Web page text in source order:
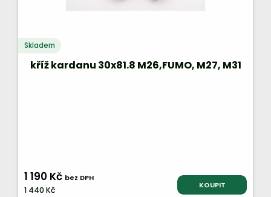
Skladem
kříž kardanu 30x81.8 M26,FUMO, M27, M31
1 190 Kč bez DPH
1 440 Kč KOUPIT